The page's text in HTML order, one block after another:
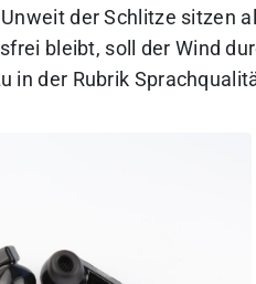
Unweit der Schlitze sitzen
bleibt, soll der Wind
in der Rubrik